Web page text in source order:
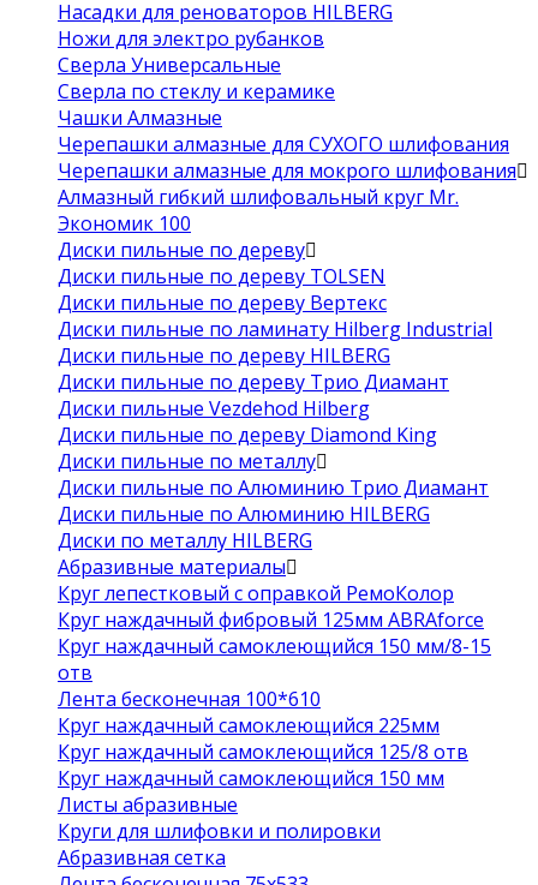
Насадки для реноваторов HILBERG
Ножи для электро рубанков
Сверла Универсальные
Сверла по стеклу и керамике
Чашки Алмазные
Черепашки алмазные для СУХОГО шлифования
Черепашки алмазные для мокрого шлифования
Алмазный гибкий шлифовальный круг Mr.
Экономик 100
Диски пильные по дереву
Диски пильные по дереву TOLSEN
Диски пильные по дереву Вертекс
Диски пильные по ламинату Hilberg Industrial
Диски пильные по дереву HILBERG
Диски пильные по дереву Трио Диамант
Диски пильные Vezdehod Hilberg
Диски пильные по дереву Diamond King
Диски пильные по металлу
Диски пильные по Алюминию Трио Диамант
Диски пильные по Алюминию HILBERG
Диски по металлу HILBERG
Абразивные материалы
Круг лепестковый с оправкой РемоКолор
Круг наждачный фибровый 125мм ABRAforce
Круг наждачный самоклеющийся 150 мм/8-15
отв
Лента бесконечная 100*610
Круг наждачный самоклеющийся 225мм
Круг наждачный самоклеющийся 125/8 отв
Круг наждачный самоклеющийся 150 мм
Листы абразивные
Круги для шлифовки и полировки
Абразивная сетка